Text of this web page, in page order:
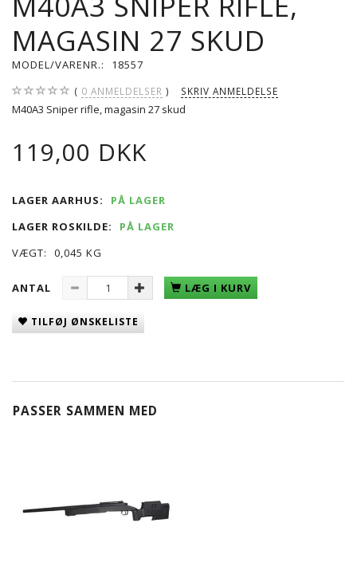
MAGASIN 27 SKUD
MODEL/VARENR.: 18557
0 ANMELDELSER SKRIV ANMELDELSE
M40A3 Sniper rifle, magasin 27 skud
119,00 DKK
LAGER AARHUS:
PÅ LAGER
LAGER ROSKILDE:
PÅ LAGER
VÆGT:
0,045 KG
ANTAL LÆG I KURV
TILFØJ ØNSKELISTE
PASSER SAMMEN MED